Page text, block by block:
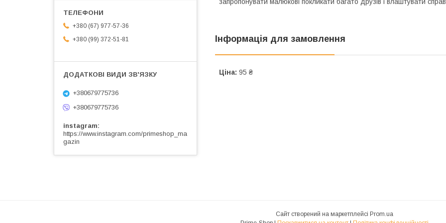
запропонувати малюкові покликати багато друзів і влаштувати
Інформація для замовлення
Ціна: 95 ₴
+380 (67) 977-57-36
+380 (99) 372-51-81
+380679775736
+380679775736
instagram
https://www.instagram.com/primeshop_ma
gazin
Сайт створений на маркетплейсі Prom.ua